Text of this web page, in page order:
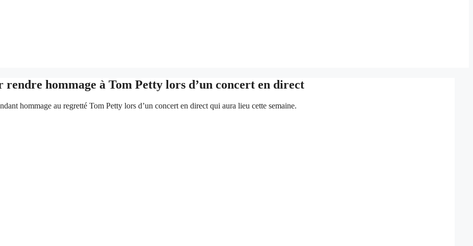
hommage à Tom Petty lors d’un concert en direct
hommage au regretté Tom Petty lors d’un concert en direct qui aura lieu cette semaine.